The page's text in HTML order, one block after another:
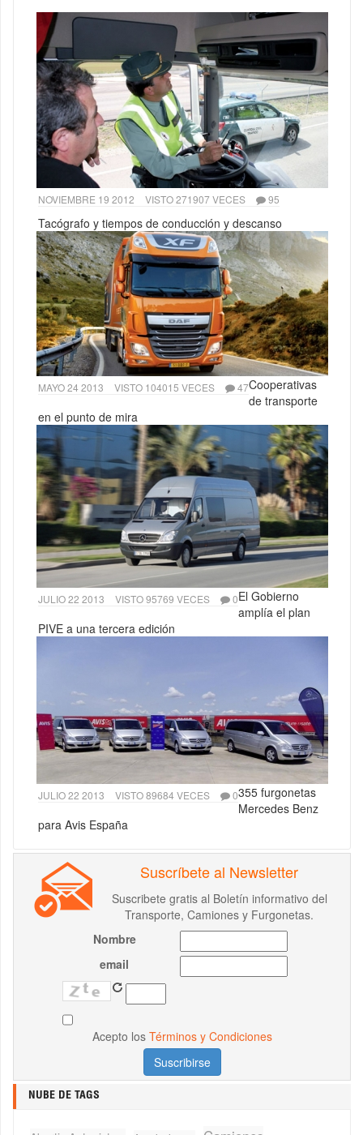
NOVIEMBRE 19 2012 VISTO 271907 VECES 95
Tacógrafo y tiempos de conducción y descanso
MAYO 24 2013 VISTO 104015 VECES 47Cooperativas
de transporte
en el punto de mira
JULIO 22 2013 VISTO 95769 VECES 0El Gobierno
amplía el plan
PIVE a una tercera edición
JULIO 22 2013 VISTO 89684 VECES 0355 furgonetas
Mercedes Benz
para Avis España
Suscríbete al Newsletter
Suscribete gratis al Boletín informativo del
Transporte, Camiones y Furgonetas.
Nombre
email
Acepto los Términos y Condiciones
NUBE DE TAGS